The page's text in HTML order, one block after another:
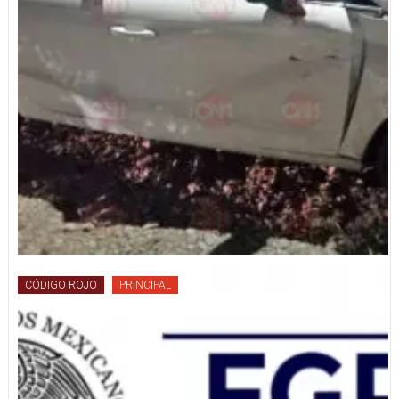
CÓDIGO ROJO PRINCIPAL